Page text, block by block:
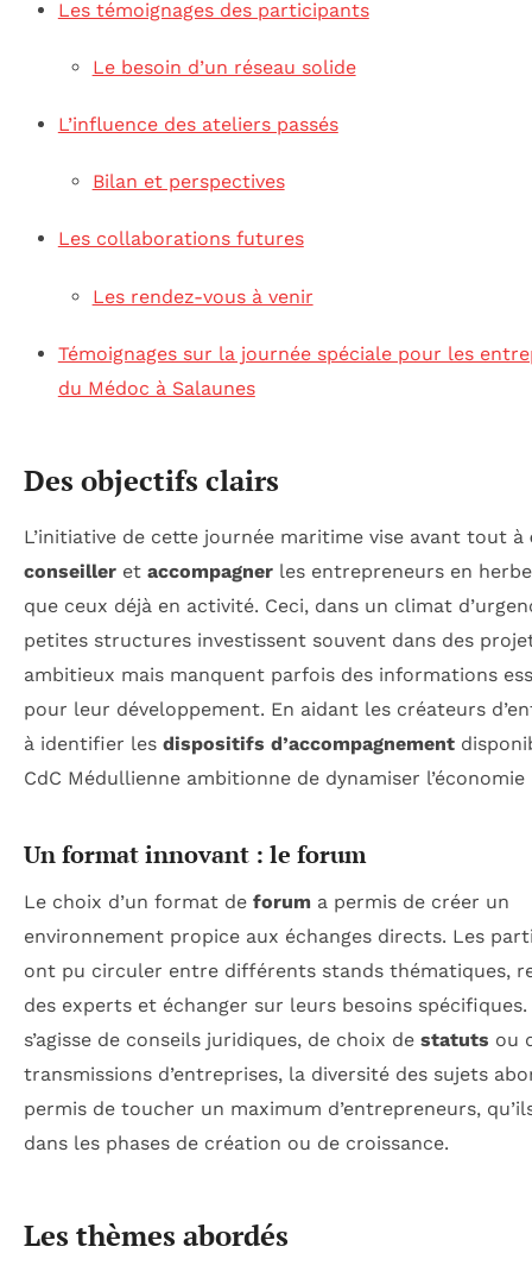
Les témoignages des participants
Le besoin d’un réseau solide
L’influence des ateliers passés
Bilan et perspectives
Les collaborations futures
Les rendez-vous à venir
Témoignages sur la journée spéciale pour les
du Médoc à Salaunes
Des objectifs clairs
L’initiative de cette journée maritime vise avant tout à
conseiller et accompagner les entrepreneurs en
que ceux déjà en activité. Ceci, dans un climat
petites structures investissent souvent dans des
ambitieux mais manquent parfois des informations
pour leur développement. En aidant les créateurs
à identifier les dispositifs d’accompagnement
CdC Médullienne ambitionne de dynamiser l’économie
Un format innovant : le forum
Le choix d’un format de forum a permis de créer un
environnement propice aux échanges directs. Les
ont pu circuler entre différents stands thématiques,
des experts et échanger sur leurs besoins spécifiques.
s’agisse de conseils juridiques, de choix de statuts ou
transmissions d’entreprises, la diversité des sujets
permis de toucher un maximum d’entrepreneurs,
dans les phases de création ou de croissance.
Les thèmes abordés